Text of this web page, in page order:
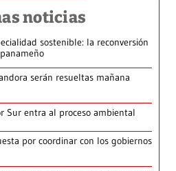
noticias
sostenible: la reconversión
serán resueltas mañana
Sur entra al proceso ambiental
por coordinar con los gobiernos